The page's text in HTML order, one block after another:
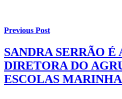
Previous Post
SANDRA SERRÃO É
DIRETORA DO
ESCOLAS